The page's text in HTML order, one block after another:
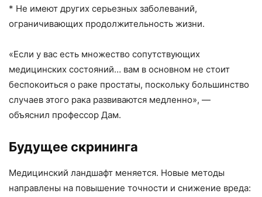
* Не имеют других серьезных заболеваний,
ограничивающих продолжительность жизни.
«Если у вас есть множество сопутствующих
медицинских состояний… вам в основном не стоит
беспокоиться о раке простаты, поскольку большинство
случаев этого рака развиваются медленно», —
объяснил профессор Дам.
Будущее скрининга
Медицинский ландшафт меняется. Новые методы
направлены на повышение точности и снижение вреда: